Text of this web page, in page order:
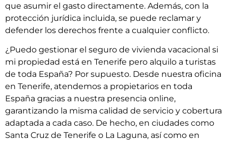
que asumir el gasto directamente. Además, con la
protección jurídica incluida, se puede reclamar y
defender los derechos frente a cualquier conflicto.
¿Puedo gestionar el seguro de vivienda vacacional si
mi propiedad está en Tenerife pero alquilo a turistas
de toda España? Por supuesto. Desde nuestra oficina
en Tenerife, atendemos a propietarios en toda
España gracias a nuestra presencia online,
garantizando la misma calidad de servicio y cobertura
adaptada a cada caso. De hecho, en ciudades como
Santa Cruz de Tenerife o La Laguna, así como en